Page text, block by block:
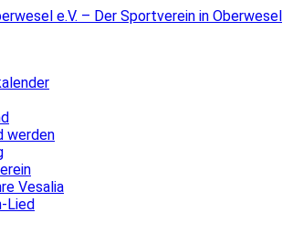
werden
Vesalia
Lied